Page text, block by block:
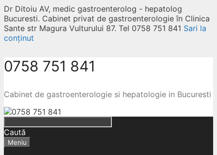
Dr Ditoiu AV, medic gastroenterolog - hepatolog
Bucuresti. Cabinet privat de gastroenterologie în Clinica
Sante str Magura Vulturului 87. Tel 0758 751 841 Sari la
conținut
0758 751 841
Cabinet de gastroenterologie si hepatologie in Bucuresti
Caută
Meniu